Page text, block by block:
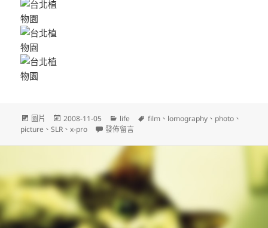
文
章
圖片
發
佈
2008-11-05
分
類
life
標
film 、 lomography 、 photo 、
picture 、SLR 、x-pro 在〈lomography x-pro slide 100〉
發佈留言